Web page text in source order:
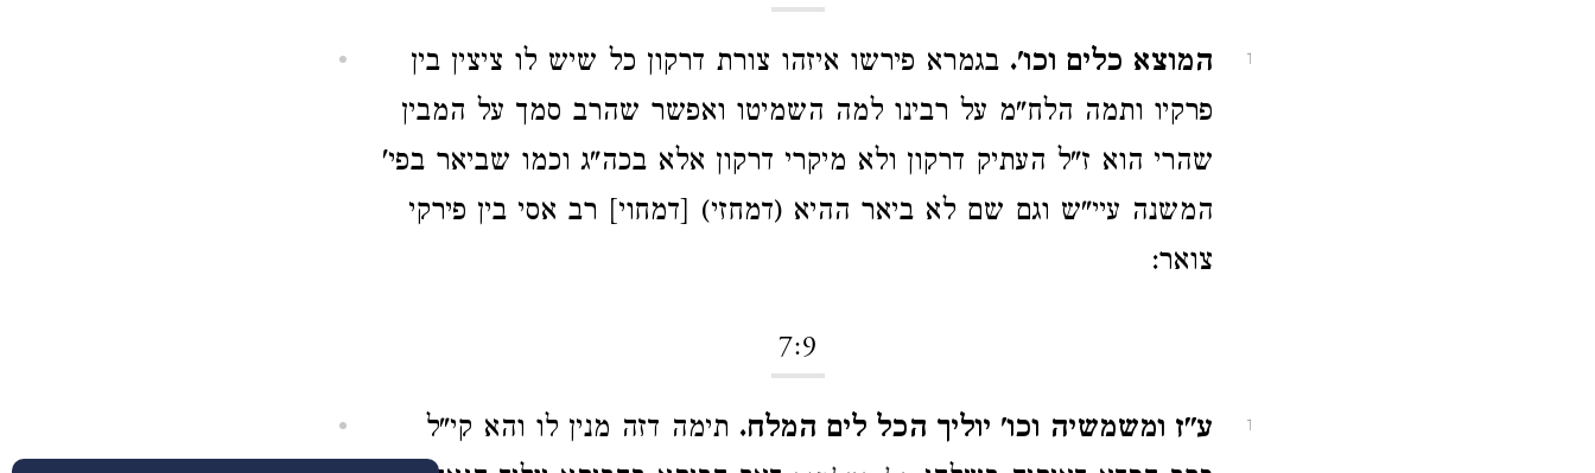
1 המוצא כלים וכו'. בגמרא פירשו איזהו צורת דרקון כל שיש לו ציצין בין
פרקיו ותמה הלח"מ על רבינו למה השמיטו ואפשר שהרב סמך על המבין
שהרי הוא ז"ל העתיק דרקון ולא מיקרי דרקון אלא בכה"ג וכמו שביאר בפי'
המשנה עיי"ש וגם שם לא ביאר ההיא (דמחזי) [דמחוי] רב אסי בין פירקי
צואר:
7:9
1 ע"ז ומשמשיה וכו' יוליך הכל לים המלח. תימה דזה מנין לו והא קי"ל